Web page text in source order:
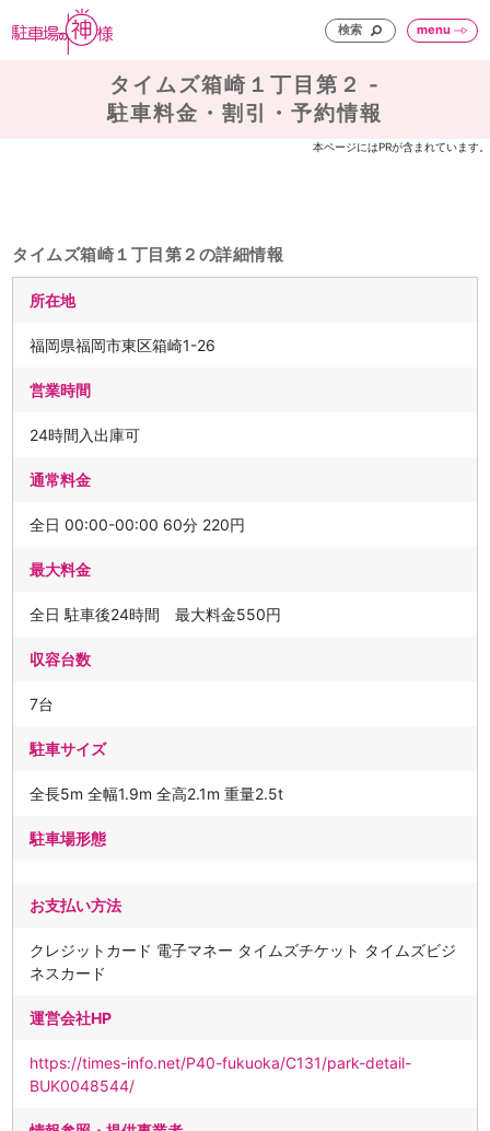
検索 menu
タイムズ箱崎１丁目第２ -
駐車料金・割引・予約情報
本ページにはPRが含まれています。
タイムズ箱崎１丁目第２の詳細情報
所在地
福岡県福岡市東区箱崎1-26
営業時間
24時間入出庫可
通常料金
全日 00:00-00:00 60分 220円
最大料金
全日 駐車後24時間 最大料金550円
収容台数
7台
駐車サイズ
全長5m 全幅1.9m 全高2.1m 重量2.5t
駐車場形態
お支払い方法
クレジットカード 電子マネー タイムズチケット タイムズビジ
ネスカード
運営会社HP
https://times-info.net/P40-fukuoka/C131/park-detail-
BUK0048544/